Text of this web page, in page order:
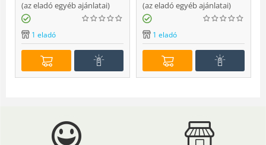
(az eladó egyéb ajánlatai)
1 eladó
(az eladó egyéb ajánlatai)
1 eladó